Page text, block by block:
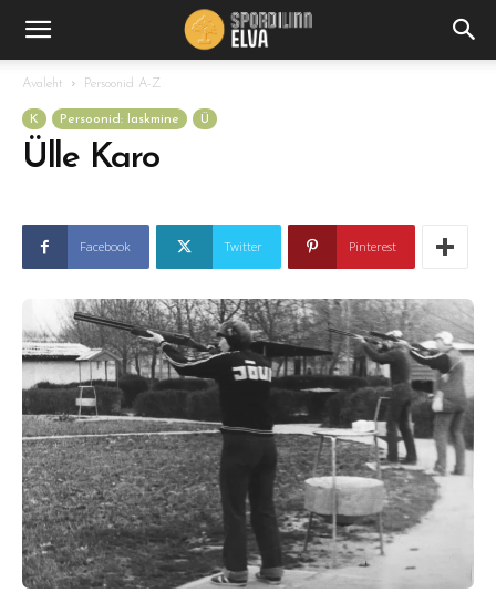
Avaleht Persoonid A-Z
K Persoonid: laskmine Ü
Ülle Karo
Facebook Twitter Pinterest